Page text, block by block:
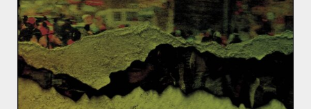
émergents, et notamment desBRICS en font des
acteurs de plus en plus essentiels d’aide au
développement. Ces pays ont une approche plus
souple et moins conditionnelle, à l’exemple du
« consensus de Pékin » (1).